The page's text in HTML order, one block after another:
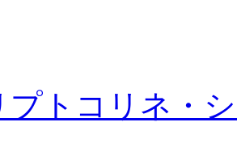
プトコリネ・